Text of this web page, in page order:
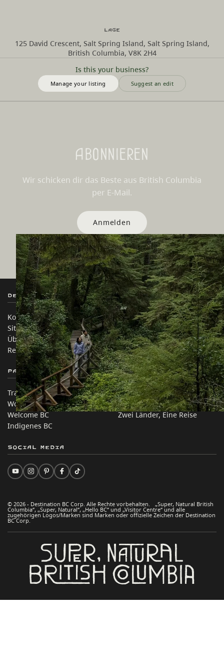
Is this your business?
Manage your listing Suggest an edit
Lage
125 David Crescent, Salt Spring Island, Salt Spring Island,
British Columbia, V8K 2H4
Abonnieren
Wir schicken dir das Beste aus British Columbia
per E-Mail.
Anmelden
Destination BC
Kontakt
Sitemap
Über uns
Rechtliches & Richtlinien
Unsere Websites
Reisebranche
Medien
Unternehmen
简体中文 – China
Partnerseiten
Trade & Invest BC
Work BC
Welcome BC
Indigenes BC
Auf dieser Website
Reisevorschläge
Praktische Tipps
Zwei Länder, Eine Reise
© 2026 - Destination BC Corp. Alle Rechte vorbehalten. „Super, Natural British
Columbia“, „Super, Natural“, „Hello BC“ und „Visitor Centre“ und alle
zugehörigen Logos/Marken sind Marken oder offizielle Zeichen der Destination
BC Corp.
Social Media